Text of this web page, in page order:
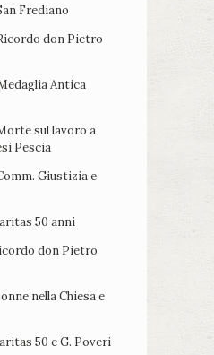
Frediano
don Pietro
Antica
sul lavoro a
Pescia
Giustizia e
50 anni
don Pietro
nella Chiesa e
50 e G. Poveri